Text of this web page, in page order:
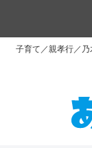
子育て／親孝行／